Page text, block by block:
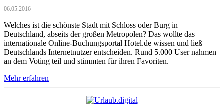
06.05.2016
Welches ist die schönste Stadt mit Schloss oder Burg in
Deutschland, abseits der großen Metropolen? Das wollte das
internationale Online-Buchungsportal Hotel.de wissen und ließ
Deutschlands Internetnutzer entscheiden. Rund 5.000 User nahmen
an dem Voting teil und stimmten für ihren Favoriten.
Mehr erfahren